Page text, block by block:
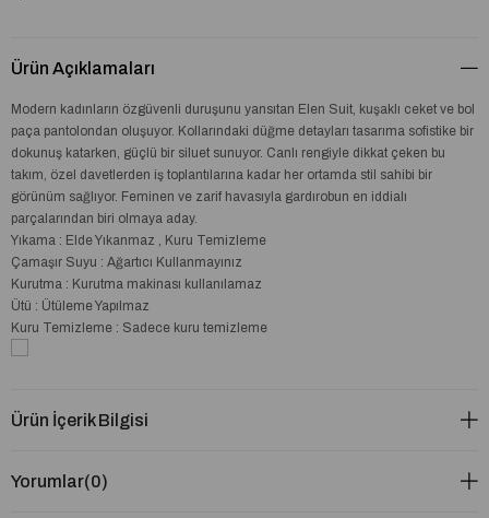
Ürün Açıklamaları
Modern kadınların özgüvenli duruşunu yansıtan Elen Suit, kuşaklı ceket ve bol
paça pantolondan oluşuyor. Kollarındaki düğme detayları tasarıma sofistike bir
dokunuş katarken, güçlü bir siluet sunuyor. Canlı rengiyle dikkat çeken bu
takım, özel davetlerden iş toplantılarına kadar her ortamda stil sahibi bir
görünüm sağlıyor. Feminen ve zarif havasıyla gardırobun en iddialı
parçalarından biri olmaya aday.
Yıkama : Elde Yıkanmaz , Kuru Temizleme
Çamaşır Suyu : Ağartıcı Kullanmayınız
Kurutma : Kurutma makinası kullanılamaz
Ütü : Ütüleme Yapılmaz
Kuru Temizleme : Sadece kuru temizleme
Ürün İçerik Bilgisi
Yorumlar(0)